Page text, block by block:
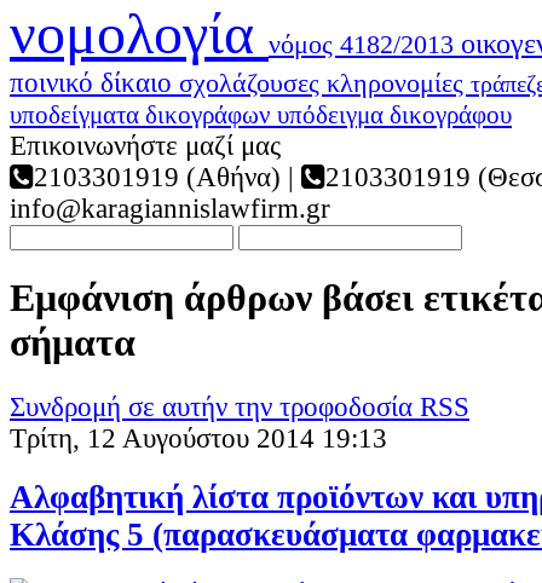
νομολογία νόμος 4182/2013
ποινικό δίκαιο σχολάζουσες κληρονομίες
υποδείγματα δικογράφων υπόδειγμα δικογράφου
Επικοινωνήστε μαζί μας
2103301919 (Αθήνα) |
2103301919
info@karagiannislawfirm.gr
Εμφάνιση άρθρων βάσει
σήματα
Συνδρομή σε αυτήν την τροφοδοσία RSS
Τρίτη, 12 Αυγούστου 2014 19:13
Αλφαβητική λίστα προϊόντων και
Κλάσης 5 (παρασκευάσματα